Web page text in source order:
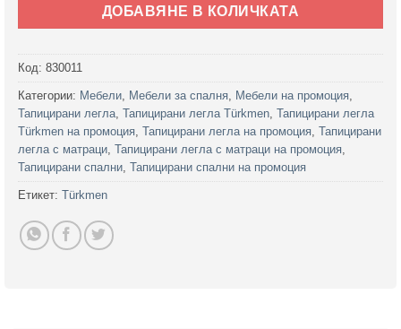
ДОБАВЯНЕ В КОЛИЧКАТА
Код: 830011
Категории: Мебели, Мебели за спалня, Мебели на промоция,
Тапицирани легла, Тапицирани легла Türkmen, Тапицирани легла
Türkmen на промоция, Тапицирани легла на промоция, Тапицирани
легла с матраци, Тапицирани легла с матраци на промоция,
Тапицирани спални, Тапицирани спални на промоция
Етикет: Türkmen